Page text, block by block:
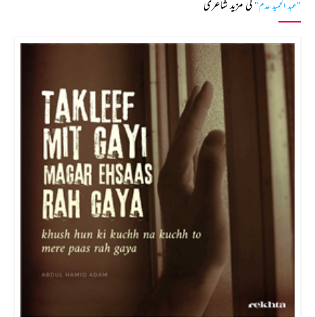
"عبد الحمید عدم" کی مزید شاعری